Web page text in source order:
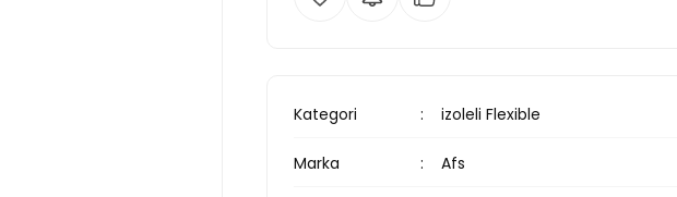
Kategori izoleli Flexible
Marka Afs